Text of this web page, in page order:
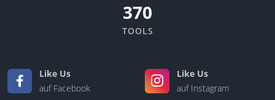
370
TOOLS
Like Us
auf Facebook
Like Us
auf Instagram